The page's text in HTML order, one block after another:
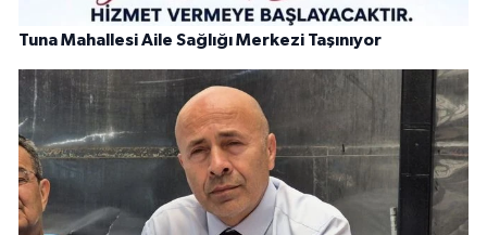
Tuna Mahallesi Aile Sağlığı Merkezi Taşınıyor